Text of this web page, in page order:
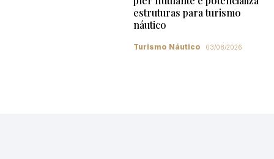
estruturas para turismo
náutico
Turismo Náutico 03/08/2026